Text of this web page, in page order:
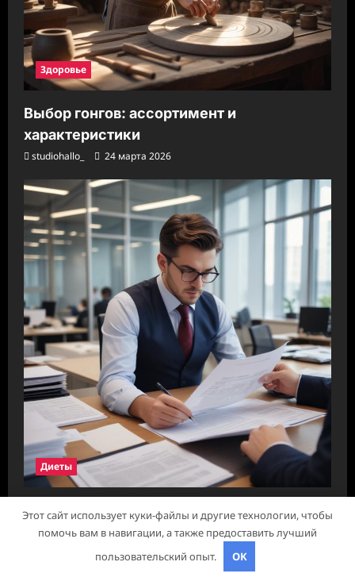
Здоровье
Выбор гонгов: ассортимент и
характеристики
studiohallo_ 24 марта 2026
Диеты
Оформление аккредитивов в
международной торговле
23 марта 2026
Этот сайт использует куки-файлы и другие технологии, чтобы
помочь вам в навигации, а также предоставить лучший
пользовательский опыт.
OK